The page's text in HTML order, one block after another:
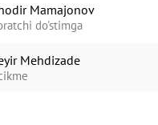
Mamajonov
do'stimga
Mehdizade